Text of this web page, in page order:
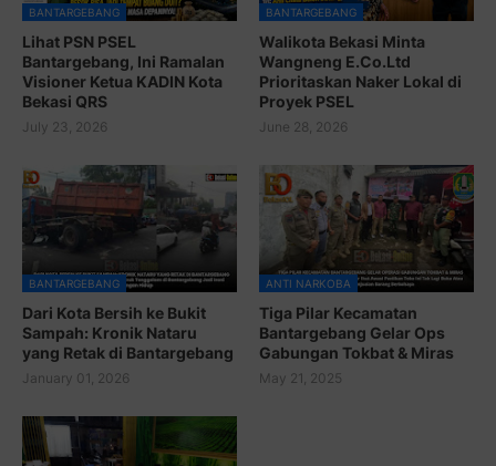
BANTARGEBANG
Lihat PSN PSEL
Bantargebang, Ini Ramalan
Visioner Ketua KADIN Kota
Bekasi QRS
July 23, 2026
BANTARGEBANG
Walikota Bekasi Minta
Wangneng E.Co.Ltd
Prioritaskan Naker Lokal di
Proyek PSEL
June 28, 2026
BANTARGEBANG
Dari Kota Bersih ke Bukit
Sampah: Kronik Nataru
yang Retak di Bantargebang
January 01, 2026
ANTI NARKOBA
Tiga Pilar Kecamatan
Bantargebang Gelar Ops
Gabungan Tokbat & Miras
May 21, 2025